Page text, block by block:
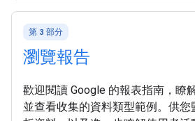
第 3 部分
瀏覽報告
歡迎閱讀 Google 的報表指南，瞭
並查看收集的資料類型範例。供您